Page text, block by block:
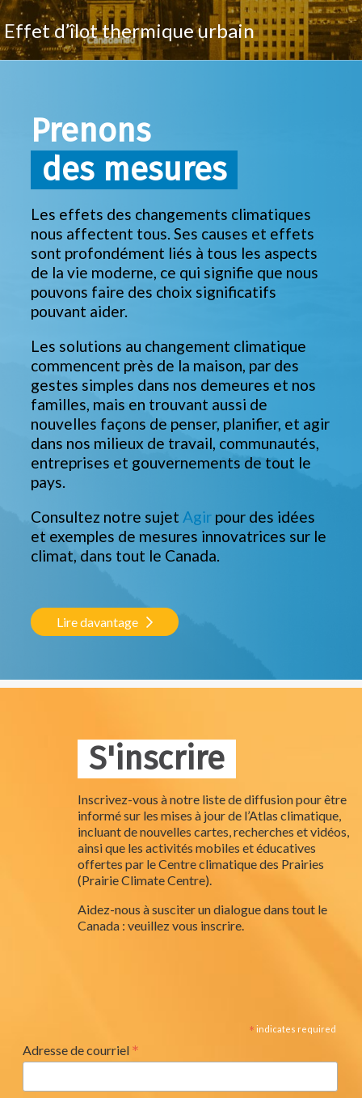
Effet d’îlot thermique urbain
Prenons
des mesures
Les effets des changements climatiques
nous affectent tous. Ses causes et effets
sont profondément liés à tous les aspects
de la vie moderne, ce qui signifie que nous
pouvons faire des choix significatifs
pouvant aider.
Les solutions au changement climatique
commencent près de la maison, par des
gestes simples dans nos demeures et nos
familles, mais en trouvant aussi de
nouvelles façons de penser, planifier, et agir
dans nos milieux de travail, communautés,
entreprises et gouvernements de tout le
pays.
Consultez notre sujetAgir pour des idées
et exemples de mesures innovatrices sur le
climat, dans tout le Canada.
Lire davantage
S'inscrire
Inscrivez-vous à notre liste de diffusion pour être
informé sur les mises à jour de l’Atlas climatique,
incluant de nouvelles cartes, recherches et vidéos,
ainsi que les activités mobiles et éducatives
offertes par le Centre climatique des Prairies
(Prairie Climate Centre).
Aidez-nous à susciter un dialogue dans tout le
Canada : veuillez vous inscrire.
* indicates required
Adresse de courriel *